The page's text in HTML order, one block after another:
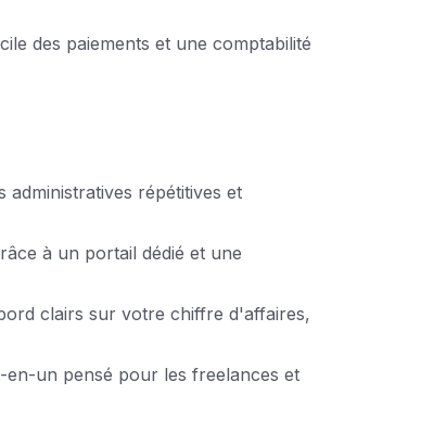
des paiements et une comptabilité
répétitives et
à un portail dédié et une
clairs sur votre chiffre d'affaires,
un pensé pour les freelances et